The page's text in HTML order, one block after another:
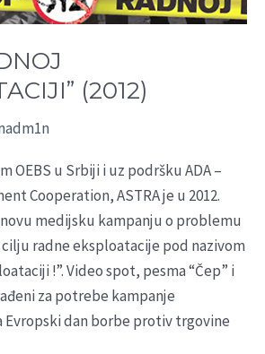
(2012)
OEBS u Srbiji i uz podršku ADA –
Cooperation, ASTRA je u 2012.
medijsku kampanju o problemu
radne eksploatacije pod nazivom
!”. Video spot, pesma “Čep” i
za potrebe kampanje
Evropski dan borbe protiv trgovine